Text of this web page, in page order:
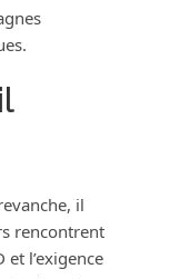
il
rencontrent
l’exigence